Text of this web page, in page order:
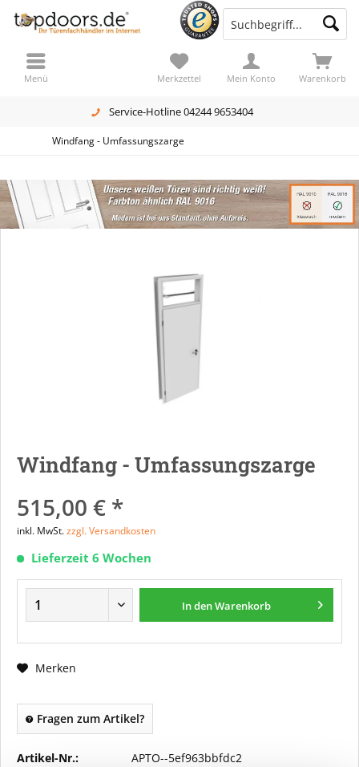
Service-Hotline 04244 9653404
Warenkorb
Merkzettel Mein Konto
Menü
Windfang - Umfassungszarge
Windfang - Umfassungszarge
515,00 € *
inkl. MwSt.zzgl. Versandkosten
Lieferzeit 6 Wochen
In denWarenkorb
Merken
Fragen zum Artikel?
Artikel-Nr.: APTO--5ef963bbfdc2